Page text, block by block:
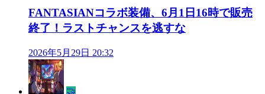
FANTASIANコラボ装備、6月1日16時で販売
終了！ラストチャンスを逃すな
2026年5月29日 20:32
🤝